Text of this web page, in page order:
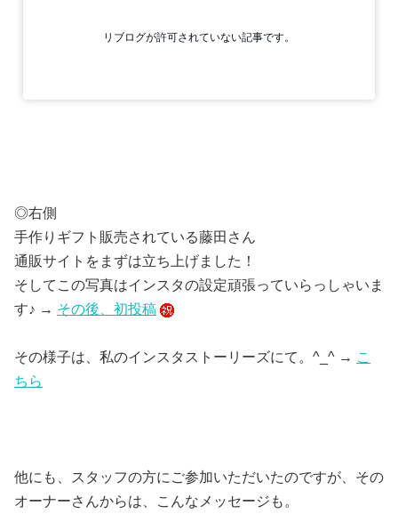
◎右側
手作りギフト販売されている藤田さん
通販サイトをまずは立ち上げました！
そしてこの写真はインスタの設定頑張っていらっしゃいま
す♪ → その後、初投稿
その様子は、私のインスタストーリーズにて。^_^ → こ
ちら
他にも、スタッフの方にご参加いただいたのですが、その
オーナーさんからは、こんなメッセージも。